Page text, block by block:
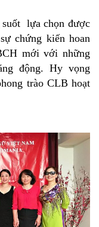
suốt lựa chọn được
chứng kiến hoan
mới với những
động. Hy vọng
trào CLB hoạt